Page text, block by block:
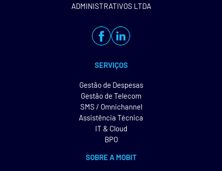
ADMINISTRATIVOS LTDA
SERVIÇOS
Gestão de Despesas
Gestão de Telecom
SMS / Omnichannel
Assistência Técnica
IT & Cloud
BPO
SOBRE A MOBIT